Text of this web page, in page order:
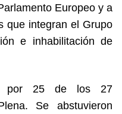
Europeo y a
que integran el Grupo
e inhabilitación de
por 25 de los 27
Se abstuvieron